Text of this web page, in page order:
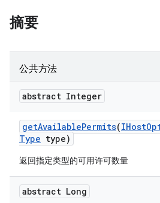
摘要
公共方法
abstract Integer
getAvailablePermits(IHost
Type type)
返回指定类型的可用许可数量
abstract Long